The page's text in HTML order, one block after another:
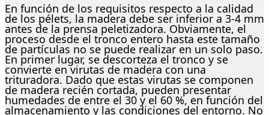
En función de los requisitos respecto a la calidad
de los pélets, la madera debe ser inferior a 3-4 mm
antes de la prensa peletizadora. Obviamente, el
proceso desde el tronco entero hasta este tamaño
de partículas no se puede realizar en un solo paso.
En primer lugar, se descorteza el tronco y se
convierte en virutas de madera con una
trituradora. Dado que estas virutas se componen
de madera recién cortada, pueden presentar
humedades de entre el 30 y el 60 %, en función del
almacenamiento y las condiciones del entorno. No